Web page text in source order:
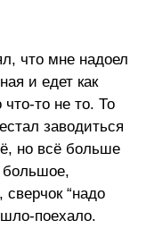
что мне надоел
и едет как
то не то. То
заводиться
но всё больше
большое,
“надо
поехало.